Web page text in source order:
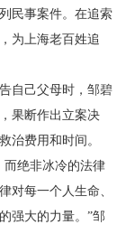
民事案件。在追索
为上海老百姓追
自己父母时，邹碧
果断作出立案决
治费用和时间。
绝非冰冷的法律
对每一个人生命、
强大的力量。”邹